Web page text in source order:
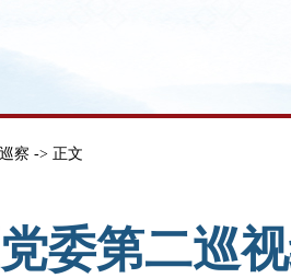
察 -> 正文
委第二巡